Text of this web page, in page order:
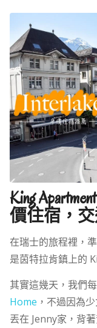
King
價住宿，
在瑞士的旅程裡，
是茵特拉肯鎮上的
其實這幾天，我們
Home ，不過因為
丟在 Jenny家，背